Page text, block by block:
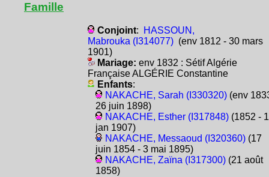
Famille
Conjoint:
HASSOUN,
Mabrouka (I314077)(env 1812 - 30 mars
1901)
Mariage: env 1832 : Sétif Algérie
Française ALGÉRIE Constantine
Enfants:
NAKACHE, Sarah (I330320)(env
26 juin 1898)
NAKACHE, Esther (I317848)(1852 -
jan 1907)
NAKACHE, Messaoud (I320360)(17
juin 1854 - 3 mai 1895)
NAKACHE, Zaïna (I317300)(21 août
1858)